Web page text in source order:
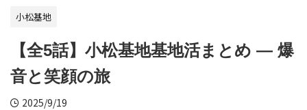
小松基地
【全5話】小松基地基地活まとめ — 爆
音と笑顔の旅
2025/9/19